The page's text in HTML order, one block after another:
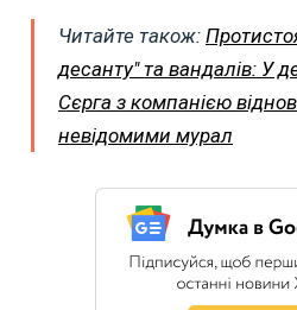
Читайте також:
десанту" та вандалів: У
Сєрга з компанією
невідомими мурал